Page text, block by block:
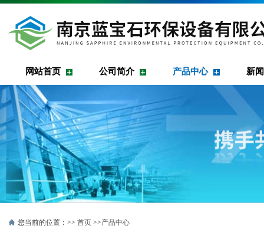
网站首页 公司简介 产品中心 新
您当前的位置：>> 首页 >>产品中心